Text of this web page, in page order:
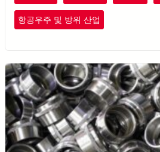
항공우주 및 방위 산업